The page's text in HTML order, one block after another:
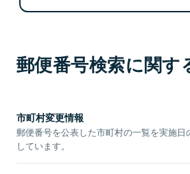
郵便番号検索に関す
市町村変更情報
郵便番号を公表した市町村の一覧を実施日
しています。